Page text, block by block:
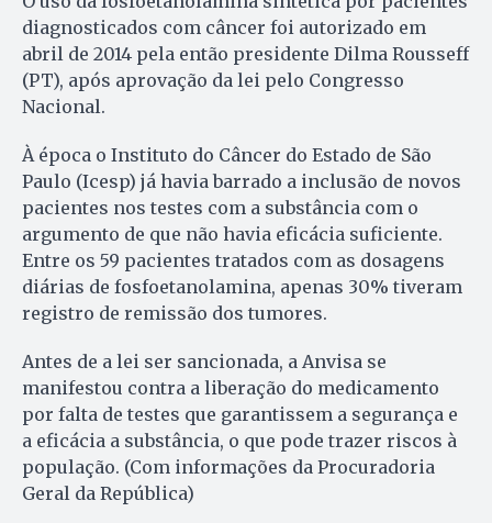
diagnosticados com câncer foi autorizado em
abril de 2014 pela então presidente Dilma Rousseff
(PT), após aprovação da lei pelo Congresso
Nacional.
À época o Instituto do Câncer do Estado de São
Paulo (Icesp) já havia barrado a inclusão de novos
pacientes nos testes com a substância com o
argumento de que não havia eficácia suficiente.
Entre os 59 pacientes tratados com as dosagens
diárias de fosfoetanolamina, apenas 30% tiveram
registro de remissão dos tumores.
Antes de a lei ser sancionada, a Anvisa se
manifestou contra a liberação do medicamento
por falta de testes que garantissem a segurança e
a eficácia a substância, o que pode trazer riscos à
população. (Com informações da Procuradoria
Geral da República)